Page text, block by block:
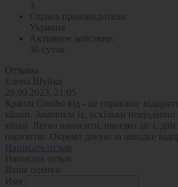
3
Страна производитель:
Украина
Активное действие:
30 суток
Отзывы
Елена Шуйко
28.09.2023, 21:05
Краплі Combo від - це справжнє
кішки. Замовила їх, оскільки нещодавно
кішці. Легко наносити, швидко діє і,
паразитів. Окремо дякую за швидке
Написать отзыв
Написать отзыв
Ваша оценка:
Имя